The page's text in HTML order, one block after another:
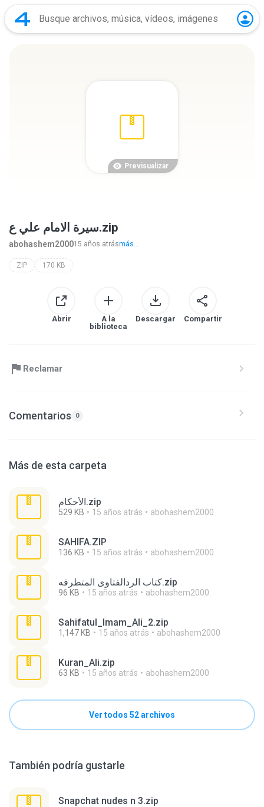
Previsualizar
سيرة الامام علي ع.zip
abohashem200015 años atrásmás...
ZIP 170 KB
Abrir
A la
biblioteca
Descargar Compartir
Reclamar
Comentarios 0
Más de esta carpeta
الأحكام.zip
529 KB 15 años atrás abohashem2000
SAHIFA.ZIP
136 KB 15 años atrás abohashem2000
كتاب الردالفتاوى المتطرفه.zip
96 KB 15 años atrás abohashem2000
Sahifatul_Imam_Ali_2.zip
1,147 KB 15 años atrás abohashem2000
Kuran_Ali.zip
63 KB 15 años atrás abohashem2000
Ver todos 52 archivos
También podría gustarle
Snapchat nudes n 3.zip